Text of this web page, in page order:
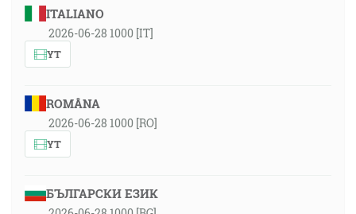
ITALIANO
2026-06-28 1000 [IT]
YT
ROMÂNA
2026-06-28 1000 [RO]
YT
БЪЛГАРСКИ ЕЗИК